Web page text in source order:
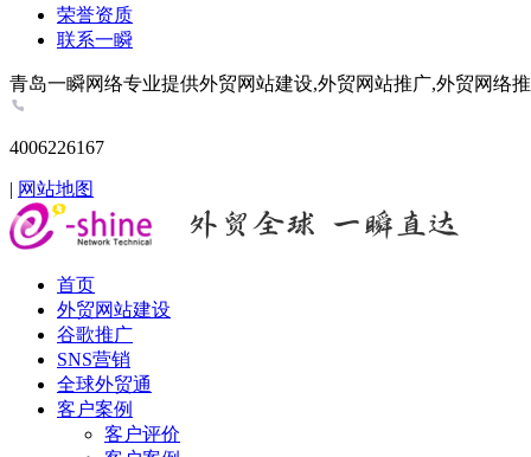
荣誉资质
联系一瞬
青岛一瞬网络专业提供外贸网站建设,外贸网站推广,外贸网络
4006226167
| 网站地图
首页
外贸网站建设
谷歌推广
SNS营销
全球外贸通
客户案例
客户评价